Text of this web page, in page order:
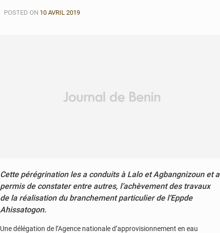
POSTED ON 10 AVRIL 2019
Cette pérégrination les a conduits à Lalo et Agbangnizoun et a
permis de constater entre autres, l’achèvement des travaux
de la réalisation du branchement particulier de l’Eppde
Ahissatogon.
Une délégation de l’Agence nationale d’approvisionnement en eau